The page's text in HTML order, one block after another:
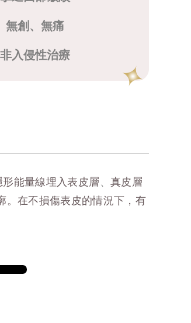
無創、無痛
非入侵性治療
能量線埋入表皮層、 真皮層
。在不損傷表皮的情況下，有